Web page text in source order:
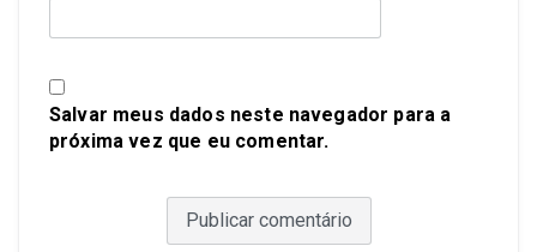
Salvar meus dados neste navegador para a
próxima vez que eu comentar.